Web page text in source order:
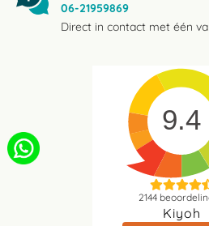
06-21959869
Direct in contact met één
9.4
2144
Kiyoh